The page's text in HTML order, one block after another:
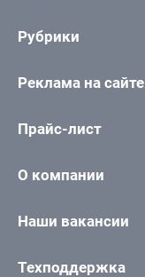
Рубрики
Реклама на сайте
Прайс-лист
О компании
Наши вакансии
Техподдержка